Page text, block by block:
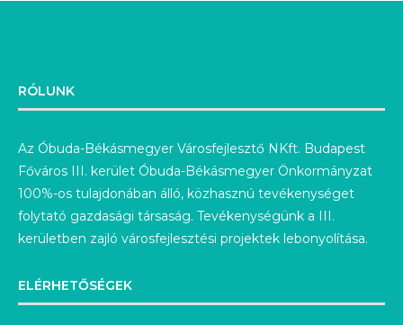
RÓLUNK
Az Óbuda-Békásmegyer Városfejlesztő NKft. Budapest
Főváros III. kerület Óbuda-Békásmegyer Önkormányzat
100%-os tulajdonában álló, közhasznú tevékenységet
folytató gazdasági társaság. Tevékenységünk a III.
kerületben zajló városfejlesztési projektek lebonyolítása.
ELÉRHETŐSÉGEK